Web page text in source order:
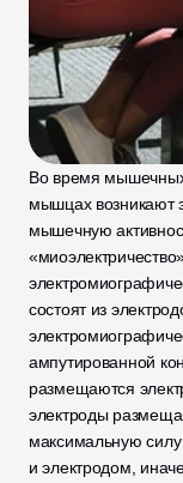
Во время
мышцах возникают
мышечную
состоят из
ампутированной
размещаются
электроды
максимальную силу
и электродом,